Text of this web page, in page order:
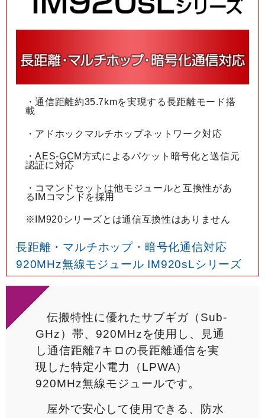
・通信距離約35.7kmを実現する長距離モード搭
載
・アドホックマルチホップネットワーク対応
・AES-GCM方式によるパケット暗号化と送信元
認証に対応
・コマンドセットは他モジュールと互換性があ
るIMコマンドを採用
※IM920シリーズとは通信互換性はありません
長距離・マルチホップ・暗号化通信対応
920MHz無線モジュール IM920sLシリーズ
伝搬特性に優れたサブギガ（Sub-
GHz）帯、920MHzを使用し、見通
し通信距離7キロの長距離通信を実
現した特定小電力（LPWA）
920MHz無線モジュールです。
屋外で安心して使用できる、防水